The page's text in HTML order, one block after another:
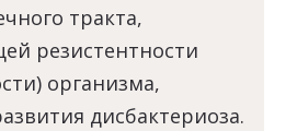
тракта,
резистентности
организма,
дисбактериоза.